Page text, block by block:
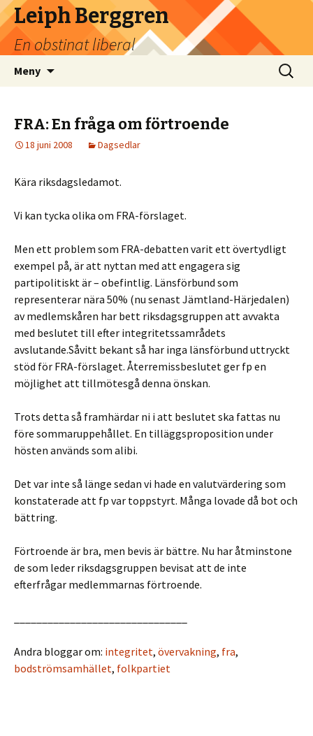
Leiph Berggren
En obstinat liberal
Meny
Sök
efter:
FRA: En fråga om förtroende
18 juni 2008 Dagsedlar
Kära riksdagsledamot.
Vi kan tycka olika om FRA-förslaget.
Men ett problem som FRA-debatten varit ett övertydligt
exempel på, är att nyttan med att engagera sig
partipolitiskt är – obefintlig. Länsförbund som
representerar nära 50% (nu senast Jämtland-Härjedalen)
av medlemskåren har bett riksdagsgruppen att avvakta
med beslutet till efter integritetssamrådets
avslutande.Såvitt bekant så har inga länsförbund uttryckt
stöd för FRA-förslaget. Återremissbeslutet ger fp en
möjlighet att tillmötesgå denna önskan.
Trots detta så framhärdar ni i att beslutet ska fattas nu
före sommaruppehållet. En tilläggsproposition under
hösten används som alibi.
Det var inte så länge sedan vi hade en valutvärdering som
konstaterade att fp var toppstyrt. Många lovade då bot och
bättring.
Förtroende är bra, men bevis är bättre. Nu har åtminstone
de som leder riksdagsgruppen bevisat att de inte
efterfrågar medlemmarnas förtroende.
Andra bloggar om: integritet, övervakning, fra,
bodströmsamhället, folkpartiet